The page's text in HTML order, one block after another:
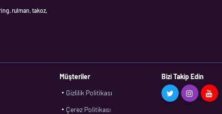
rulman, takoz,
Müşteriler
Gizlilik Politikası
Çerez Politikası
Bizi Takip Edin